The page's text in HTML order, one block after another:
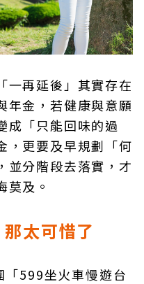
一再延後」其實存在
年金，若健康與意願
成「只能回味的過
，更要及早規劃「何
並分階段去落實，才
莫及。
太可惜了
599坐火車慢遊台